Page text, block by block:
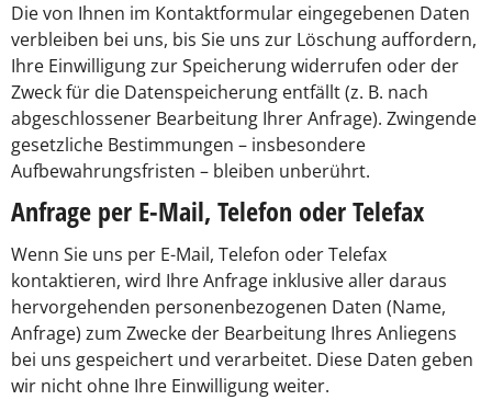
Die von Ihnen im Kontaktformular eingegebenen Daten
verbleiben bei uns, bis Sie uns zur Löschung auffordern,
Ihre Einwilligung zur Speicherung widerrufen oder der
Zweck für die Datenspeicherung entfällt (z. B. nach
abgeschlossener Bearbeitung Ihrer Anfrage). Zwingende
gesetzliche Bestimmungen – insbesondere
Aufbewahrungsfristen – bleiben unberührt.
Anfrage per E-Mail, Telefon oder Telefax
Wenn Sie uns per E-Mail, Telefon oder Telefax
kontaktieren, wird Ihre Anfrage inklusive aller daraus
hervorgehenden personenbezogenen Daten (Name,
Anfrage) zum Zwecke der Bearbeitung Ihres Anliegens
bei uns gespeichert und verarbeitet. Diese Daten geben
wir nicht ohne Ihre Einwilligung weiter.